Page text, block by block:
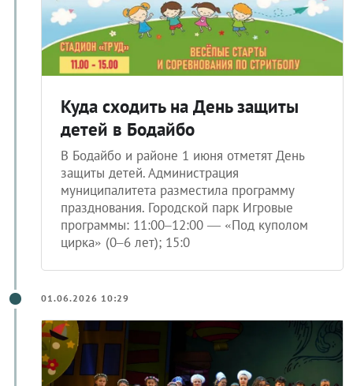
Куда сходить на День защиты
детей в Бодайбо
В Бодайбо и районе 1 июня отметят День
защиты детей. Администрация
муниципалитета разместила программу
празднования. Городской парк Игровые
программы: 11:00–12:00 — «Под куполом
цирка» (0–6 лет); 15:0
01.06.2026 10:29